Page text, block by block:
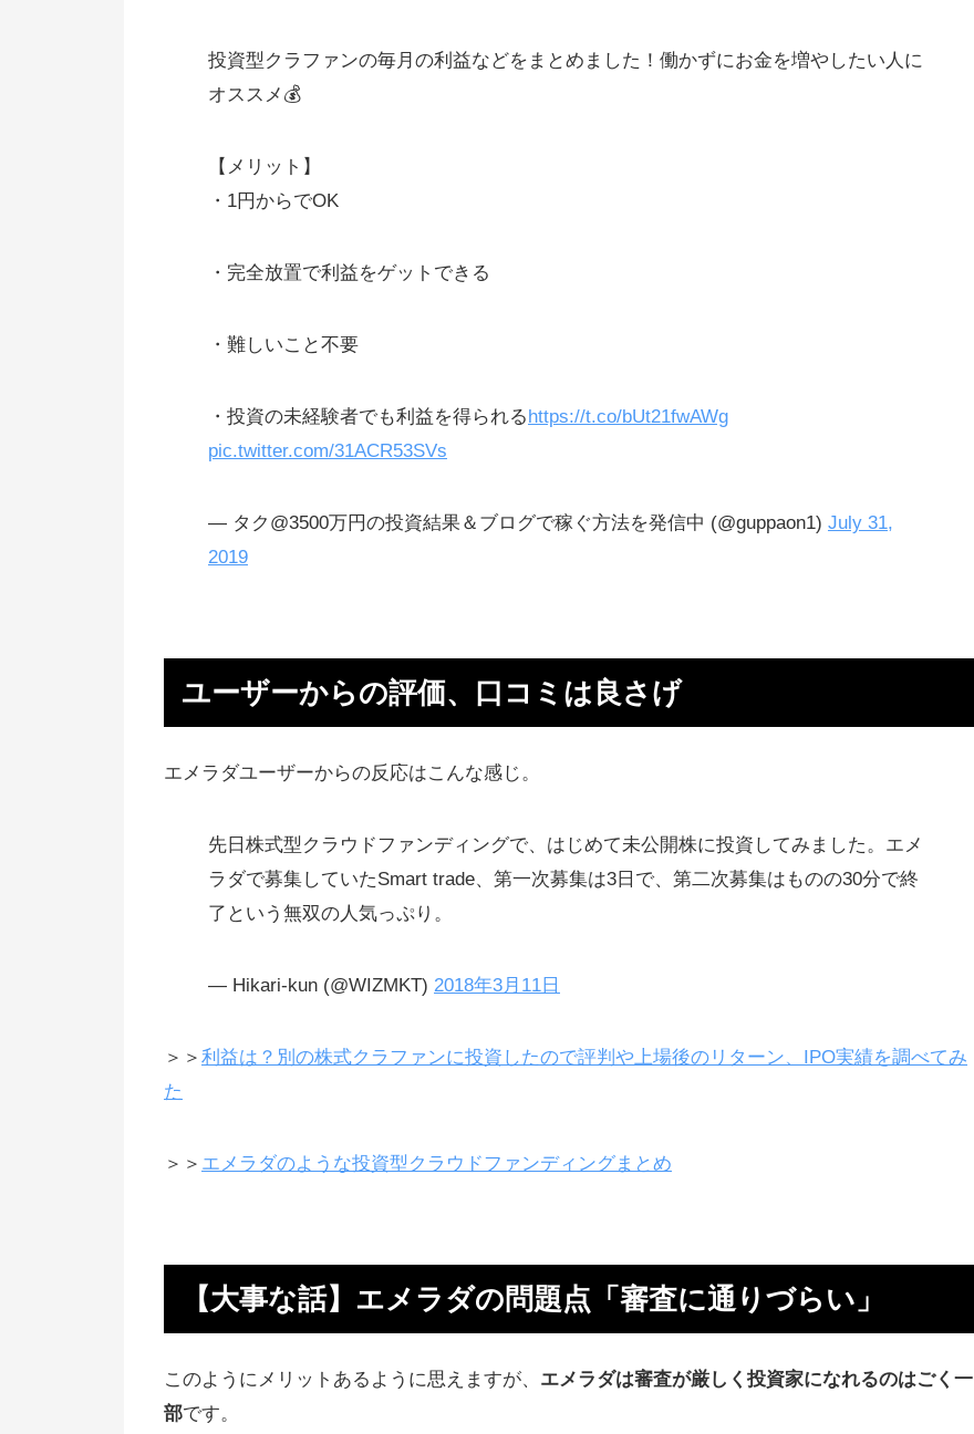
エメラダの運用実績は随時更新
ネット上の意見、感想
との比較
お金が集まりにくくなる）
エメラダで投資した後に、資金調達
があると有利な条件で株を持てる
ンディーノは中小企業へ投資
第二弾のファンドもスタート
【追記】審査に落ちたので、他の投
エメラダバンクもスタート
ハイリスク・ハイリターンな投資
他の儲かってる投資
定期預金の1万倍以上儲かる資産運用
リスク分散で手堅く利益を得る
安定収入を得る方法を知る
本当にお金が必要な会社がファンデ
投資型クラファンの毎月の利益などをまとめました！働かずにお金を増やしたい人に
オススメ💰
【メリット】
・1円からでOK
・完全放置で利益をゲットできる
・難しいこと不要
・投資の未経験者でも利益を得られるhttps://t.co/bUt21fwAWg
pic.twitter.com/31ACR53SVs
— タク@3500万円の投資結果＆ブログで稼ぐ方法を発信中 (@guppaon1) July 31,
2019
ユーザーからの評価、口コミは良さげ
エメラダユーザーからの反応はこんな感じ。
先日株式型クラウドファンディングで、はじめて未公開株に投資してみました。エメ
ラダで募集していたSmart trade、第一次募集は3日で、第二次募集はものの30分で終
了という無双の人気っぷり。
— Hikari-kun (@WIZMKT) 2018年3月11日
＞＞ 利益は？別の株式クラファンに投資したので評判や上場後のリターン、IPO実績を調べてみ
た
＞＞ エメラダのような投資型クラウドファンディングまとめ
【大事な話】エメラダの問題点「審査に通りづらい」
このようにメリットあるように思えますが、 エメラダは審査が厳しく投資家になれるのはごく一
部です。